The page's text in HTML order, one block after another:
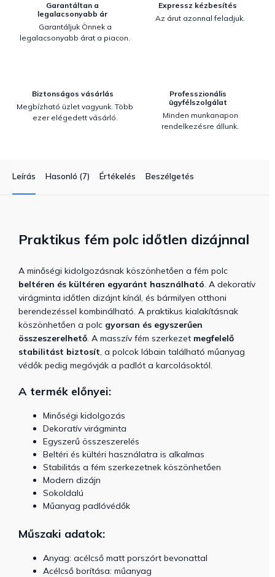
Garantáltan a
legalacsonyabb ár
Garantáljuk Önnek a
legalacsonyabb árat a piacon.
Expressz kézbesítés
Az árut azonnal feladjuk.
Biztonságos vásárlás
Megbízható üzlet vagyunk. Több
ezer elégedett vásárló.
Professzionális
ügyfélszolgálat
Minden munkanapon
rendelkezésre állunk.
Leírás Hasonló (7) Értékelés Beszélgetés
Praktikus fém polc időtlen dizájnnal
A minőségi kidolgozásnak köszönhetően a fém polc
beltéren és kültéren egyaránt használható. A dekoratív
virágminta időtlen dizájnt kínál, és bármilyen otthoni
berendezéssel kombinálható. A praktikus kialakításnak
köszönhetően a polc gyorsan és egyszerűen
összeszerelhető. A masszív fém szerkezet megfelelő
stabilitást biztosít, a polcok lábain található műanyag
védők pedig megóvják a padlót a karcolásoktól.
A termék előnyei:
Minőségi kidolgozás
Dekoratív virágminta
Egyszerű összeszerelés
Beltéri és kültéri használatra is alkalmas
Stabilitás a fém szerkezetnek köszönhetően
Modern dizájn
Sokoldalú
Műanyag padlóvédők
Műszaki adatok:
Anyag: acélcső matt porszórt bevonattal
Acélcső borítása: műanyag